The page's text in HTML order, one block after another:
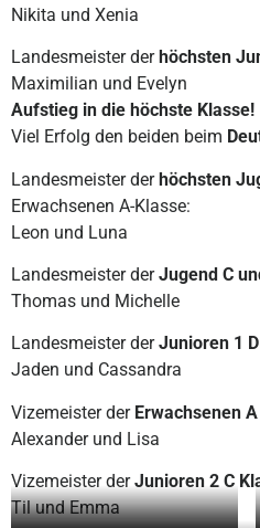
Nikita und Xenia
Landesmeister der höchsten
Maximilian und Evelyn
Aufstieg in die höchste Klasse!
Viel Erfolg den beiden beim
Landesmeister derhöchsten
Erwachsenen A-Klasse:
Leon und Luna
Landesmeister derJugend C
Thomas und Michelle
Landesmeister derJunioren 1
Jaden und Cassandra
Vizemeister der Erwachsenen
Alexander und Lisa
Vizemeister derJunioren 2 C
Til und Emma